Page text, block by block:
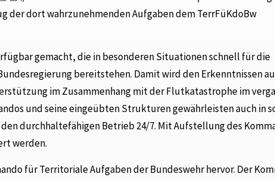
der dort wahrzunehmenden Aufgaben dem TerrFüKdoBw
gemacht, die in besonderen Situationen schnell für die
bereitstehen. Damit wird den Erkenntnissen
im Zusammenhang mit der Flutkatastrophe im
und seine eingeübten Strukturen gewährleisten auch in
durchhaltefähigen Betrieb 24/7. Mit Aufstellung des
werden.
für Territoriale Aufgaben der Bundeswehr hervor. Der